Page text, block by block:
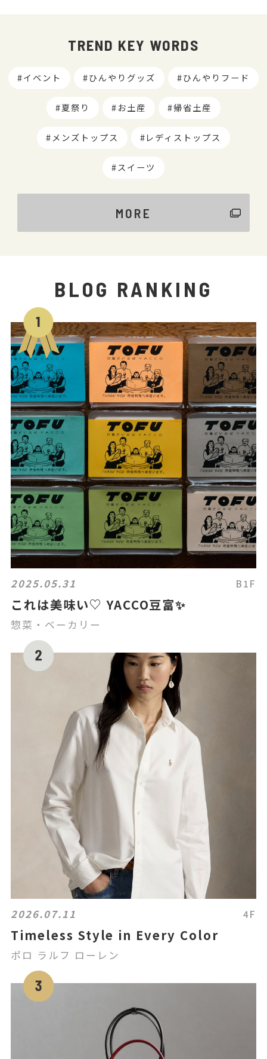
TREND KEY WORDS
イベント ひんやりグッズ ひんやりフード
夏祭り お土産 帰省土産
メンズトップス レディストップス
スイーツ
MORE
BLOG RANKING
2025.05.31 B1F
これは美味い♡ YACCO豆富✨
惣菜・ベーカリー
2026.07.11 4F
Timeless Style in Every Color
ポロ ラルフ ローレン